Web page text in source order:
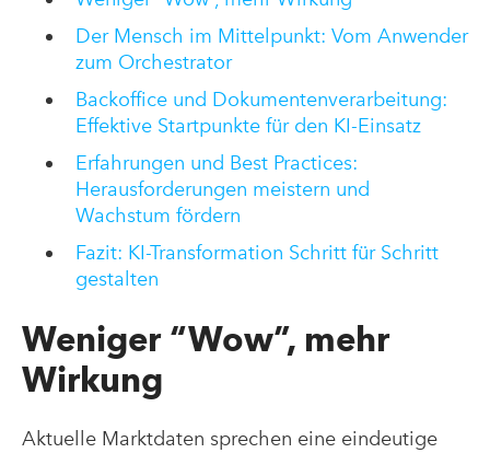
Der Mensch im Mittelpunkt: Vom Anwender
zum Orchestrator
Backoffice und Dokumentenverarbeitung:
Effektive Startpunkte für den KI-Einsatz
Erfahrungen und Best Practices:
Herausforderungen meistern und
Wachstum fördern
Fazit: KI-Transformation Schritt für Schritt
gestalten
Weniger “Wow”, mehr
Wirkung
Aktuelle Marktdaten sprechen eine eindeutige